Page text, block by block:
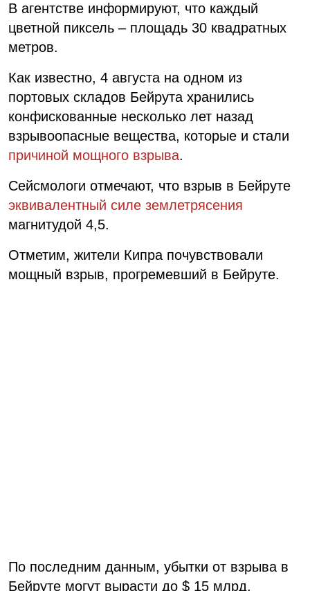
В агентстве информируют, что каждый
цветной пиксель – площадь 30 квадратных
метров.
Как известно, 4 августа на одном из
портовых складов Бейрута хранились
конфискованные несколько лет назад
взрывоопасные вещества, которые и стали
причиной мощного взрыва.
Сейсмологи отмечают, что взрыв в Бейруте
эквивалентный силе землетрясения
магнитудой 4,5.
Отметим, жители Кипра почувствовали
мощный взрыв, прогремевший в Бейруте.
По последним данным, убытки от взрыва в
Бейруте могут вырасти до $ 15 млрд.